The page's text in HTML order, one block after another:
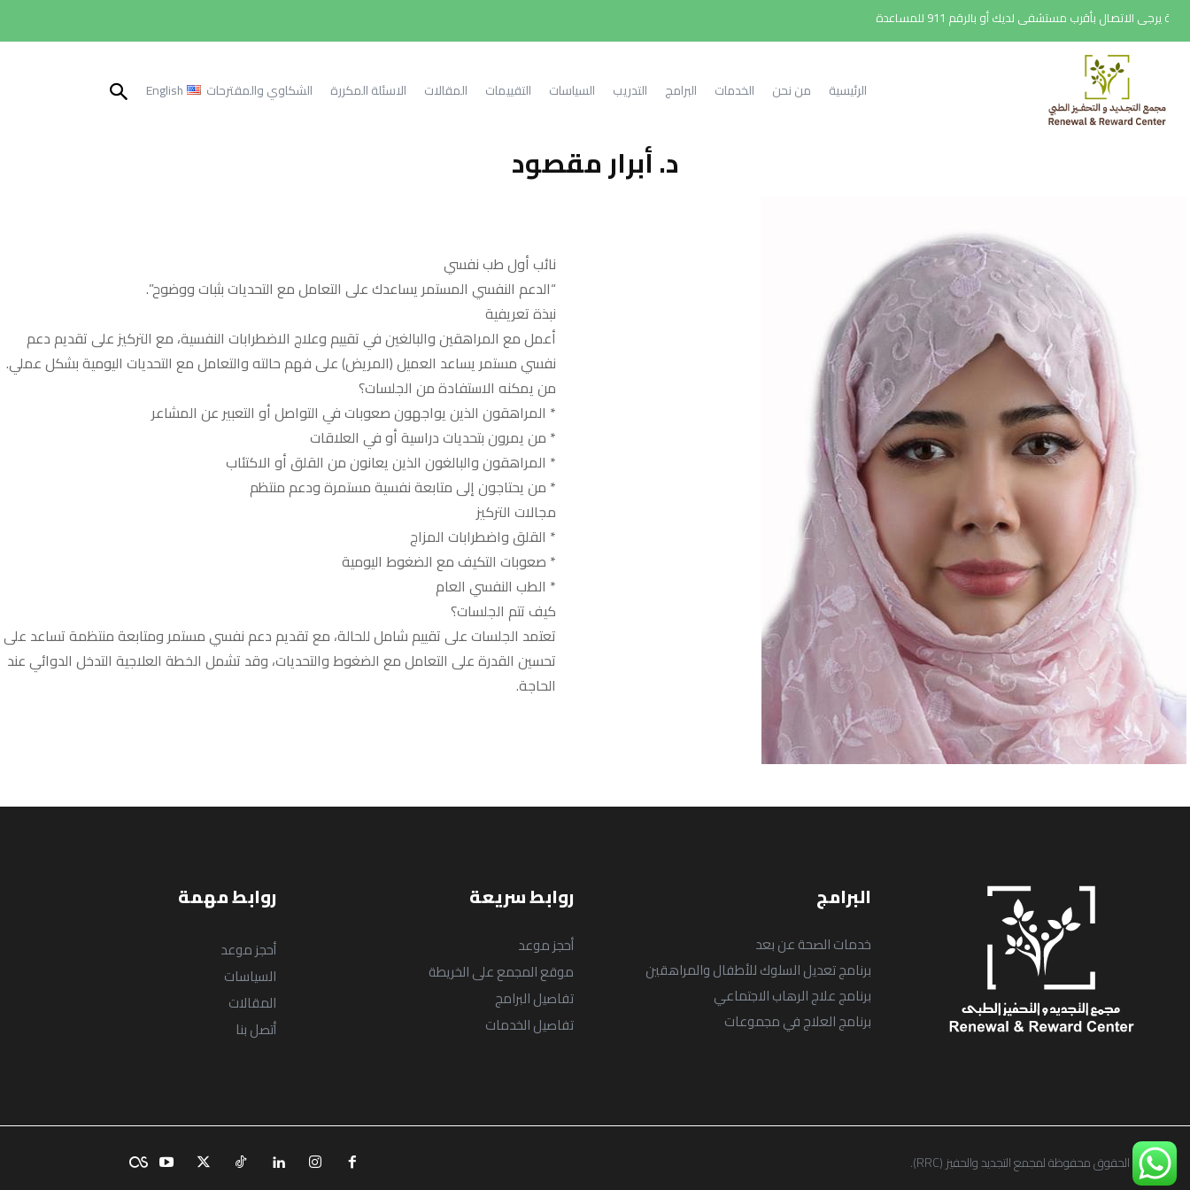
المواعيد
من نحن المقالات
Book Appointment
About us Blog
English
الرئيسية من نحن الخدمات البرامج التدريب السياسات التقييمات المقالات الاسئلة المكررة الشكاوي والمقترحات English
د. أبرار مقصود
نائب أول طب نفسي
“الدعم النفسي المستمر يساعدك على التعامل مع التحديات بثبات ووضوح”.
نبذة تعريفية
أعمل مع المراهقين والبالغين في تقييم وعلاج الاضطرابات النفسية، مع التركيز على تقديم دعم
نفسي مستمر يساعد العميل (المريض) على فهم حالته والتعامل مع التحديات اليومية بشكل عملي.
من يمكنه الاستفادة من الجلسات؟
* المراهقون الذين يواجهون صعوبات في التواصل أو التعبير عن المشاعر
* من يمرون بتحديات دراسية أو في العلاقات
* المراهقون والبالغون الذين يعانون من القلق أو الاكتئاب
* من يحتاجون إلى متابعة نفسية مستمرة ودعم منتظم
مجالات التركيز
* القلق واضطرابات المزاج
* صعوبات التكيف مع الضغوط اليومية
* الطب النفسي العام
كيف تتم الجلسات؟
تعتمد الجلسات على تقييم شامل للحالة، مع تقديم دعم نفسي مستمر ومتابعة منتظمة تساعد على
تحسين القدرة على التعامل مع الضغوط والتحديات، وقد تشمل الخطة العلاجية التدخل الدوائي عند
الحاجة.
البرامج
خدمات الصحة عن بعد
برنامج تعديل السلوك للأطفال والمراهقين
برنامج علاج الرهاب الاجتماعي
برنامج العلاج في مجموعات
روابط سريعة
أحجز موعد
موقع المجمع على الخريطة
تفاصيل البرامج
تفاصيل الخدمات
روابط مهمة
أحجز موعد
السياسات
المقالات
أتصل بنا
© جميع الحقوق محفوظة لمجمع التجديد والحفيز (RRC).